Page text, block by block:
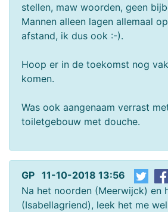
stellen, maw woorden, geen
Mannen alleen lagen allemaal
afstand, ik dus ook :-).
Hoop er in de toekomst nog
komen.
Was ook aangenaam verrast
toiletgebouw met douche.
GP 11-10-2018 13:56
Na het noorden (Meerwijck) en
(Isabellagriend), leek het me